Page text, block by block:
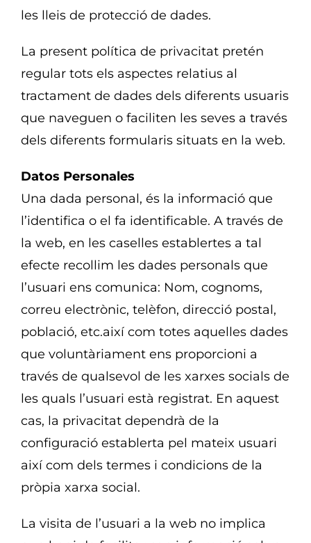
les lleis de protecció de dades.
La present política de privacitat pretén
regular tots els aspectes relatius al
tractament de dades dels diferents usuaris
que naveguen o faciliten les seves a través
dels diferents formularis situats en la web.
Datos Personales
Una dada personal, és la informació que
l’identifica o el fa identificable. A través de
la web, en les caselles establertes a tal
efecte recollim les dades personals que
l’usuari ens comunica: Nom, cognoms,
correu electrònic, telèfon, direcció postal,
població, etc.així com totes aquelles dades
que voluntàriament ens proporcioni a
través de qualsevol de les xarxes socials de
les quals l’usuari està registrat. En aquest
cas, la privacitat dependrà de la
configuració establerta pel mateix usuari
així com dels termes i condicions de la
pròpia xarxa social.
La visita de l’usuari a la web no implica